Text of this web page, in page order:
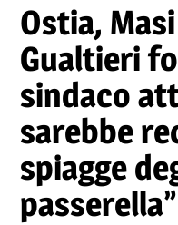
Ostia,
Gualtieri
sindaco
sarebbe
spiagge
passerella”